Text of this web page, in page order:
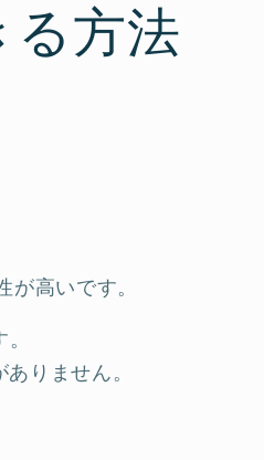
る方法
高いです。
りません。